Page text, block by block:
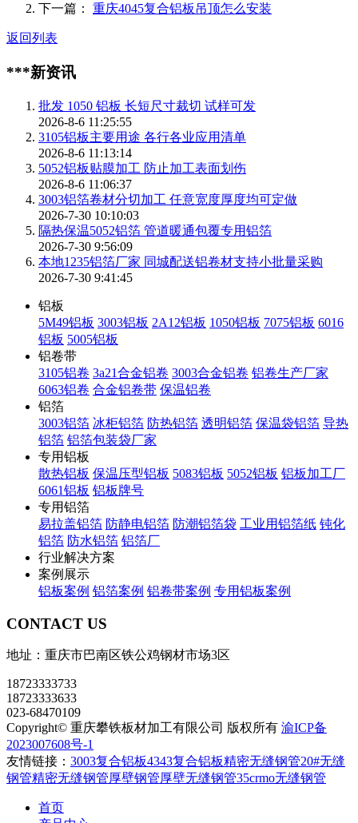
下一篇：
重庆4045复合铝板吊顶怎么安装
返回列表
***新资讯
批发 1050 铝板 长短尺寸裁切 试样可发
2026-8-6 11:25:55
3105铝板主要用途 各行各业应用清单
2026-8-6 11:13:14
5052铝板贴膜加工 防止加工表面划伤
2026-8-6 11:06:37
3003铝箔卷材分切加工 任意宽度厚度均可定做
2026-7-30 10:10:03
隔热保温5052铝箔 管道暖通包覆专用铝箔
2026-7-30 9:56:09
本地1235铝箔厂家 同城配送铝卷材支持小批量采购
2026-7-30 9:41:45
铝板
5M49铝板 3003铝板 2A12铝板 1050铝板 7075铝板 6016
铝板 5005铝板
铝卷带
3105铝卷 3a21合金铝卷 3003合金铝卷 铝卷生产厂家
6063铝卷 合金铝卷带 保温铝卷
铝箔
3003铝箔 冰柜铝箔 防热铝箔 透明铝箔 保温袋铝箔 导热
铝箔 铝箔包装袋厂家
专用铝板
散热铝板 保温压型铝板 5083铝板 5052铝板 铝板加工厂
6061铝板 铝板牌号
专用铝箔
易拉盖铝箔 防静电铝箔 防潮铝箔袋 工业用铝箔纸 钝化
铝箔 防水铝箔 铝箔厂
行业解决方案
案例展示
铝板案例 铝箔案例 铝卷带案例 专用铝板案例
CONTACT US
地址：重庆市巴南区铁公鸡钢材市场3区
18723333733
18723333633
023-68470109
Copyright© 重庆攀铁板材加工有限公司 版权所有 渝ICP备
2023007608号-1
友情链接： 3003复合铝板4343复合铝板精密无缝钢管20#无缝
钢管精密无缝钢管厚壁钢管厚壁无缝钢管35crmo无缝钢管
首页